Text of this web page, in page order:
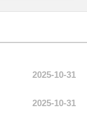
2025-10-31
2025-10-31